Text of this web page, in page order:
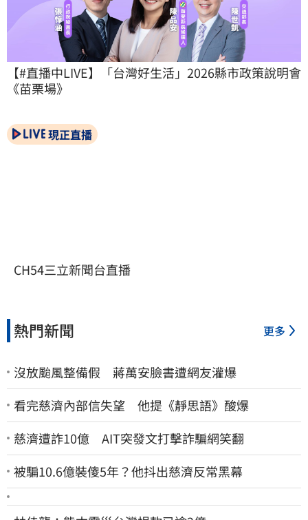
【#直播中LIVE】「台灣好生活」2026縣市政策說明會
《苗栗場》
現正直播
CH54三立新聞台直播
熱門新聞 更多
沒放颱風整備假 蔣萬安臉書遭網友灌爆
看完慈濟內部信失望 他提《靜思語》酸爆
慈濟遭詐10億 AIT突發文打擊詐騙網笑翻
被騙10.6億裝傻5年？他抖出慈濟反常黑幕